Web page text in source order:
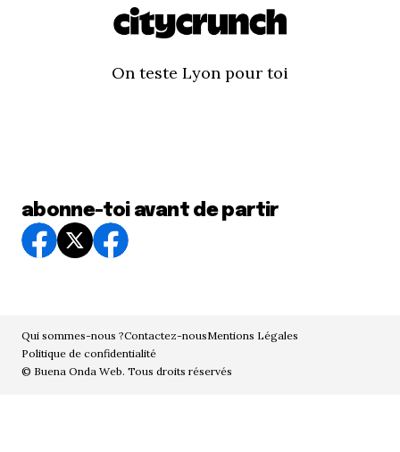
On teste Lyon pour toi
abonne-toi avant de partir
Qui sommes-nous ?Contactez-nousMentions Légales
Politique de confidentialité
© Buena Onda Web. Tous droits réservés